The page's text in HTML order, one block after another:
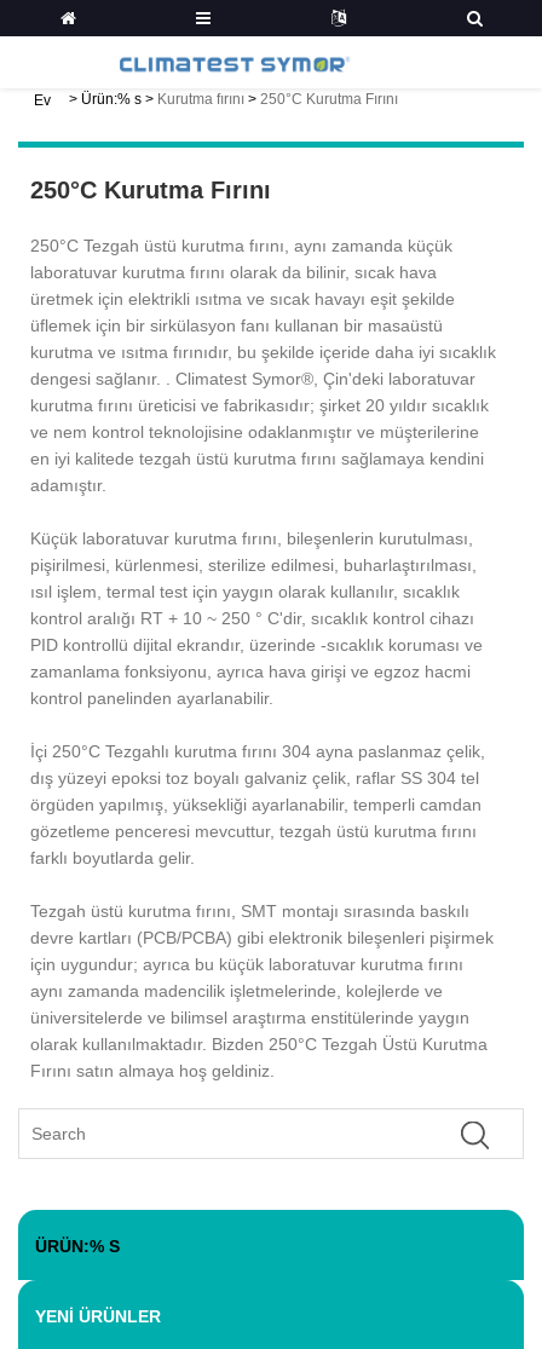
Ev > Ürün:% s > Kurutma fırını > 250°C Kurutma Fırını
250°C Kurutma Fırını
250°C Tezgah üstü kurutma fırını, aynı zamanda küçük
laboratuvar kurutma fırını olarak da bilinir, sıcak hava
üretmek için elektrikli ısıtma ve sıcak havayı eşit şekilde
üflemek için bir sirkülasyon fanı kullanan bir masaüstü
kurutma ve ısıtma fırınıdır, bu şekilde içeride daha iyi sıcaklık
dengesi sağlanır. . Climatest Symor®, Çin'deki laboratuvar
kurutma fırını üreticisi ve fabrikasıdır; şirket 20 yıldır sıcaklık
ve nem kontrol teknolojisine odaklanmıştır ve müşterilerine
en iyi kalitede tezgah üstü kurutma fırını sağlamaya kendini
adamıştır.
Küçük laboratuvar kurutma fırını, bileşenlerin kurutulması,
pişirilmesi, kürlenmesi, sterilize edilmesi, buharlaştırılması,
ısıl işlem, termal test için yaygın olarak kullanılır, sıcaklık
kontrol aralığı RT + 10 ~ 250 ° C'dir, sıcaklık kontrol cihazı
PID kontrollü dijital ekrandır, üzerinde -sıcaklık koruması ve
zamanlama fonksiyonu, ayrıca hava girişi ve egzoz hacmi
kontrol panelinden ayarlanabilir.
İçi 250°C Tezgahlı kurutma fırını 304 ayna paslanmaz çelik,
dış yüzeyi epoksi toz boyalı galvaniz çelik, raflar SS 304 tel
örgüden yapılmış, yüksekliği ayarlanabilir, temperli camdan
gözetleme penceresi mevcuttur, tezgah üstü kurutma fırını
farklı boyutlarda gelir.
Tezgah üstü kurutma fırını, SMT montajı sırasında baskılı
devre kartları (PCB/PCBA) gibi elektronik bileşenleri pişirmek
için uygundur; ayrıca bu küçük laboratuvar kurutma fırını
aynı zamanda madencilik işletmelerinde, kolejlerde ve
üniversitelerde ve bilimsel araştırma enstitülerinde yaygın
olarak kullanılmaktadır. Bizden 250°C Tezgah Üstü Kurutma
Fırını satın almaya hoş geldiniz.
ÜRÜN:% S
YENI ÜRÜNLER